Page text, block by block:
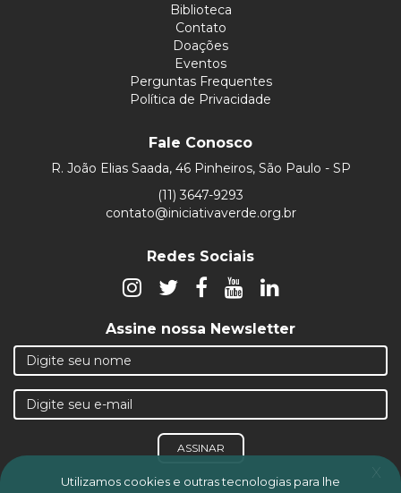
Biblioteca
Contato
Doações
Eventos
Perguntas Frequentes
Política de Privacidade
Fale Conosco
R. João Elias Saada, 46 Pinheiros, São Paulo - SP
(11) 3647-9293
contato@iniciativaverde.org.br
Redes Sociais
Assine nossa Newsletter
ASSINAR
x
Utilizamos cookies e outras tecnologias para lhe